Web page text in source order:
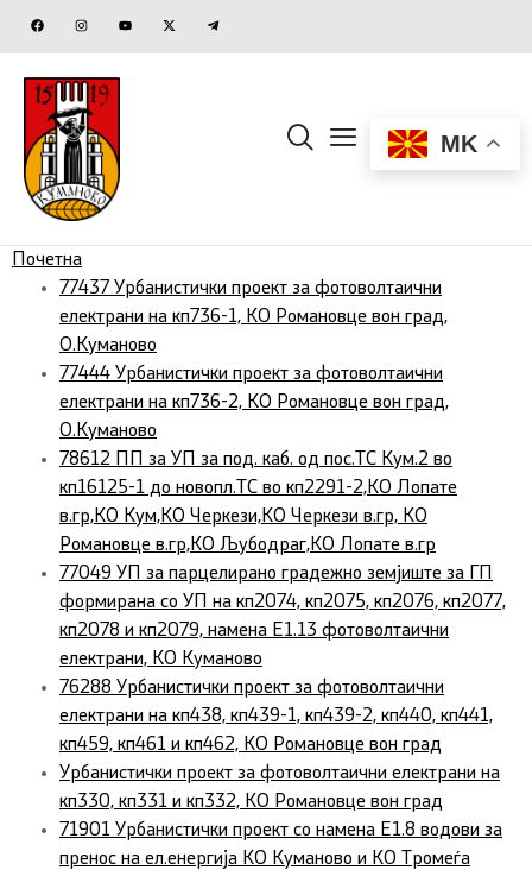
MK
Почетна
77437 Урбанистички проект за фотоволтаични
електрани на кп736-1, КО Романовце вон град,
О.Куманово
77444 Урбанистички проект за фотоволтаични
електрани на кп736-2, КО Романовце вон град,
О.Куманово
78612 ПП за УП за под. каб. од пос.ТС Кум.2 во
кп16125-1 до новопл.ТС во кп2291-2,КО Лопате
в.гр,КО Кум,КО Черкези,КО Черкези в.гр, КО
Романовце в.гр,КО Љубодраг,КО Лопате в.гр
77049 УП за парцелирано градежно земјиште за ГП
формирана со УП на кп2074, кп2075, кп2076, кп2077,
кп2078 и кп2079, намена Е1.13 фотоволтаични
електрани, КО Куманово
76288 Урбанистички проект за фотоволтаични
електрани на кп438, кп439-1, кп439-2, кп440, кп441,
кп459, кп461 и кп462, КО Романовце вон град
Урбанистички проект за фотоволтаични електрани на
кп330, кп331 и кп332, КО Романовце вон град
71901 Урбанистички проект со намена Е1.8 водови за
пренос на ел.енергија КО Куманово и КО Тромеѓа